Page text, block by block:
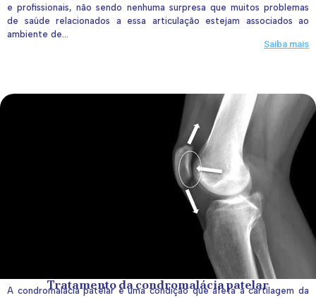
e profissionais, não sendo nenhuma surpresa que muitos problemas
de saúde relacionados a essa articulação estejam associados ao
ambiente de...
Saiba mais
Tratamento da condromalácia patelar
A condromalácia patelar é uma condição que afeta a cartilagem da